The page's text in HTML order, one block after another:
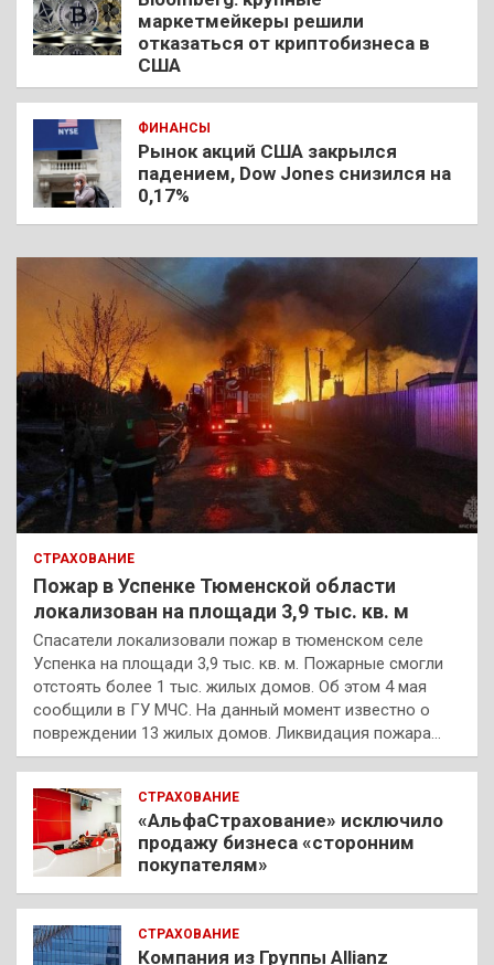
маркетмейкеры решили
отказаться от криптобизнеса в
США
ФИНАНСЫ
Рынок акций США закрылся
падением, Dow Jones снизился на
0,17%
СТРАХОВАНИЕ
Пожар в Успенке Тюменской области
локализован на площади 3,9 тыс. кв. м
Спасатели локализовали пожар в тюменском селе
Успенка на площади 3,9 тыс. кв. м. Пожарные смогли
отстоять более 1 тыс. жилых домов. Об этом 4 мая
сообщили в ГУ МЧС. На данный момент известно о
повреждении 13 жилых домов. Ликвидация пожара…
СТРАХОВАНИЕ
«АльфаСтрахование» исключило
продажу бизнеса «сторонним
покупателям»
СТРАХОВАНИЕ
Компания из Группы Allianz